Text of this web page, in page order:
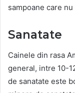
sampoane care
Sanatate
Cainele din rasa
general, intre 10-
de sanatate este